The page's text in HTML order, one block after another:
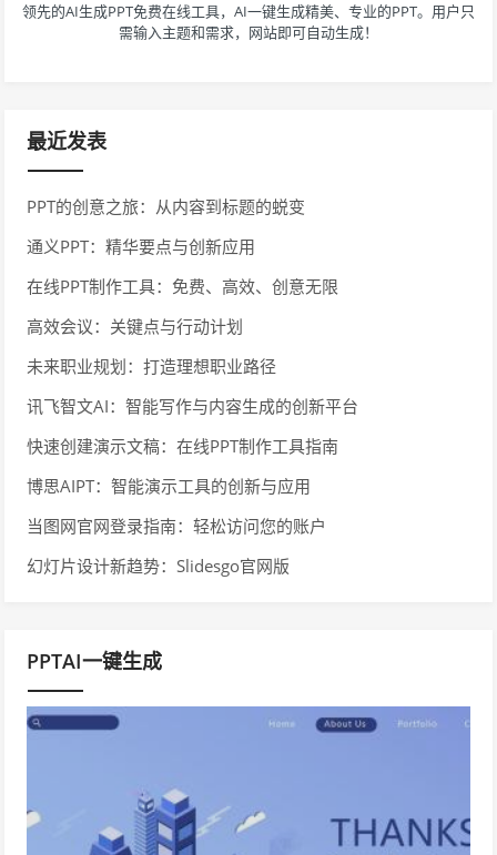
领先的AI生成PPT免费在线工具，AI一键生成精美、专业的PPT。用户只
需输入主题和需求，网站即可自动生成！
最近发表
PPT的创意之旅：从内容到标题的蜕变
通义PPT：精华要点与创新应用
在线PPT制作工具：免费、高效、创意无限
高效会议：关键点与行动计划
未来职业规划：打造理想职业路径
讯飞智文AI：智能写作与内容生成的创新平台
快速创建演示文稿：在线PPT制作工具指南
博思AIPT：智能演示工具的创新与应用
当图网官网登录指南：轻松访问您的账户
幻灯片设计新趋势：Slidesgo官网版
PPTAI一键生成